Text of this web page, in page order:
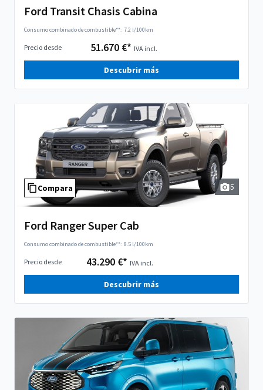
Ford Transit Chasis Cabina
Consumo combinado de combustible**: 7.2 l/100km
Precio desde 51.670 €* IVA incl.
Descubrir más
Compara 5
Ford Ranger Super Cab
Consumo combinado de combustible**: 8.5 l/100km
Precio desde 43.290 €* IVA incl.
Descubrir más